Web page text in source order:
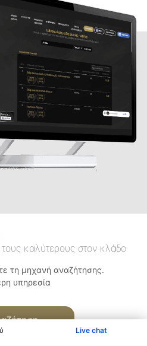
Live chat
καλύτερους στον κλάδο
τη μηχανή αναζήτησης.
υπηρεσία